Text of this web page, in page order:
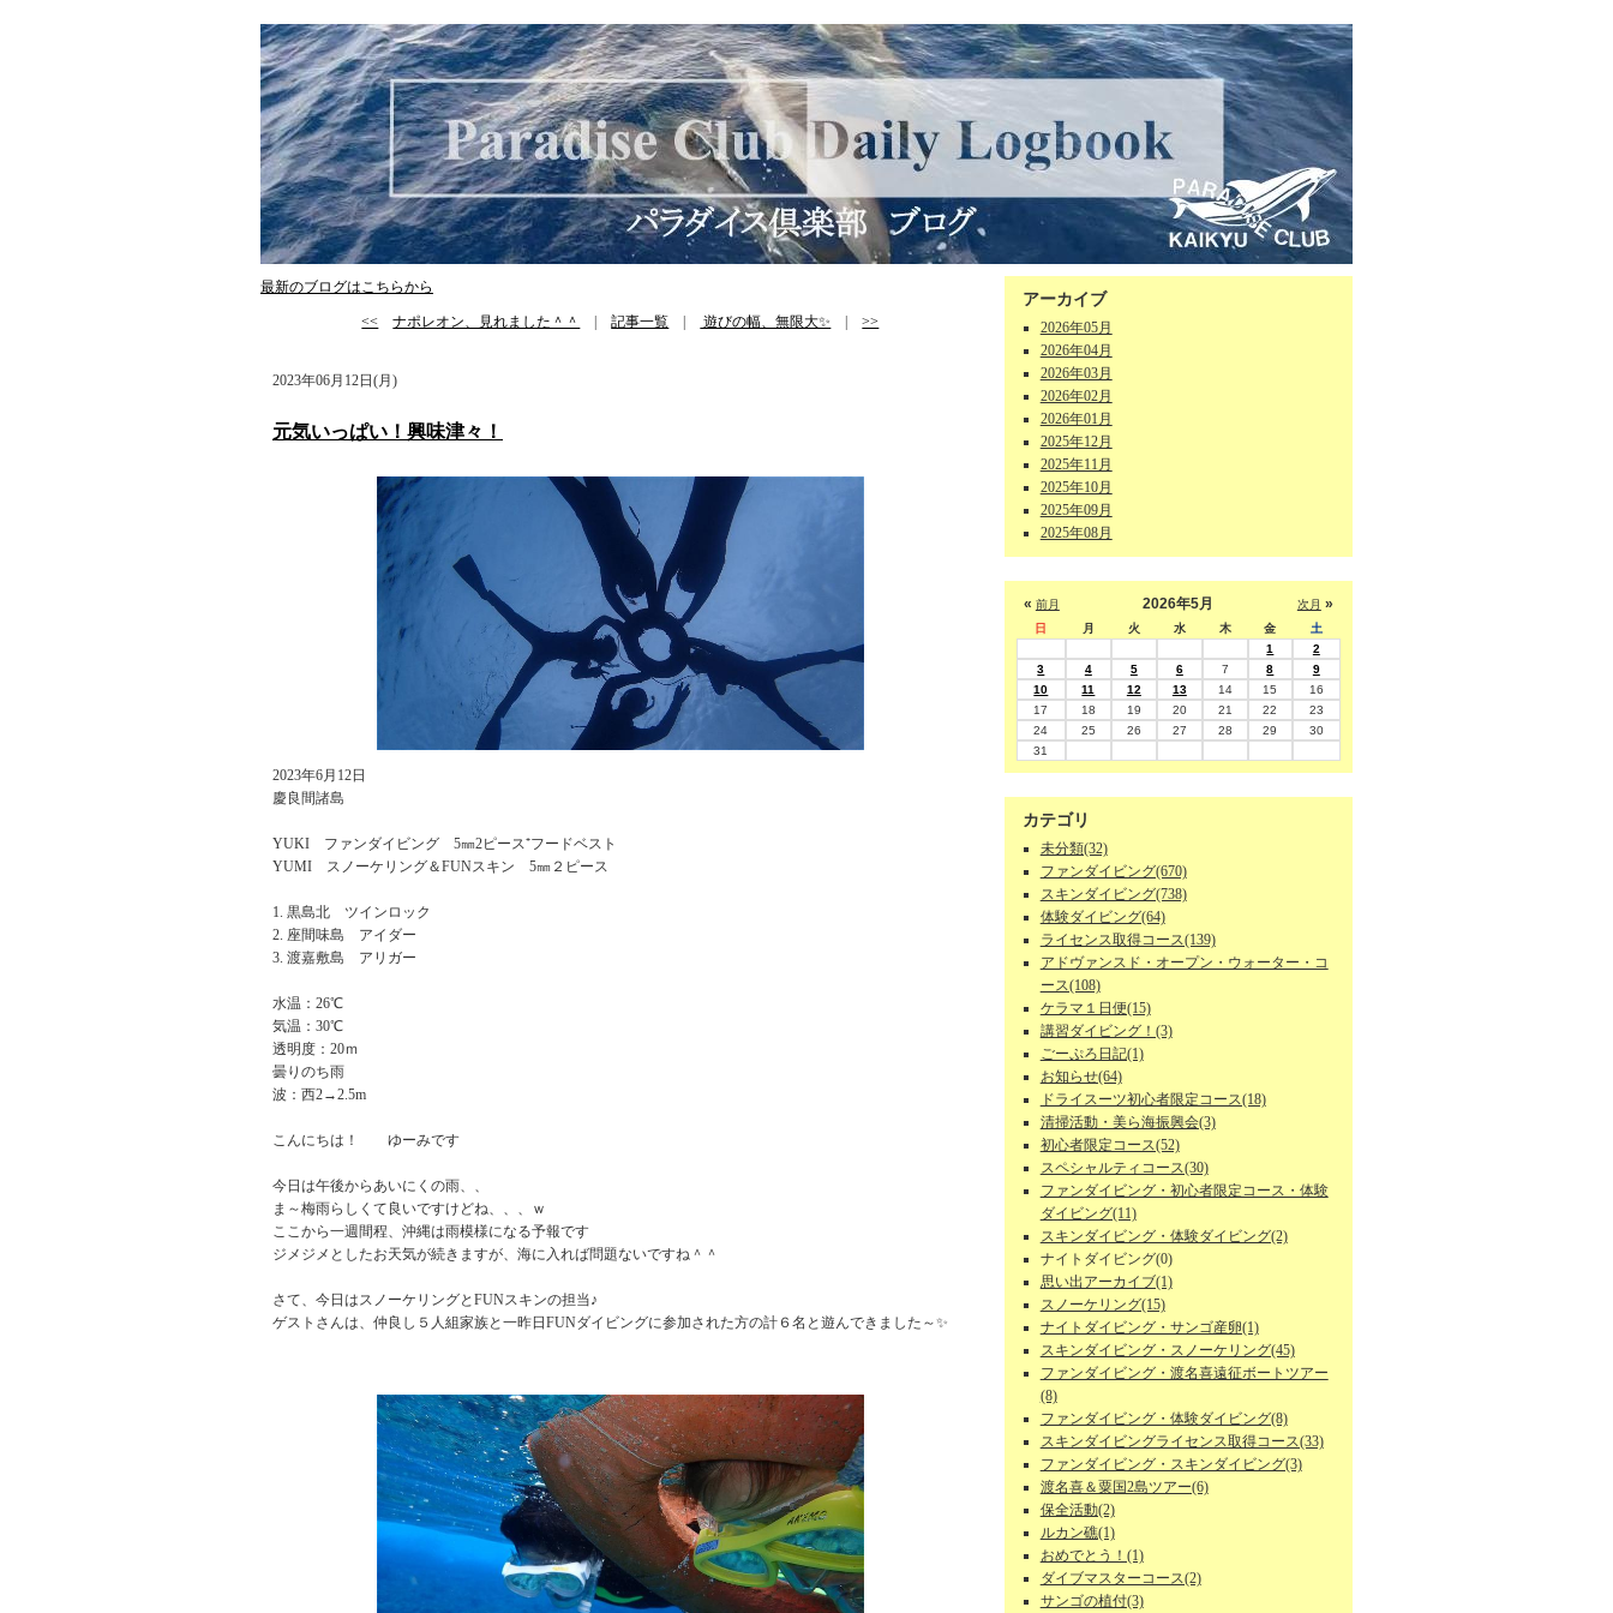
最新のブログはこちらから
<< ナポレオン、見れました＾＾ |記事一覧 遊びの幅、無限大✨ |>>
2023年06月12日(月)
元気いっぱい！興味津々！
2023年6月12日
慶良間諸島
YUKI ファンダイビング 5㎜2ピース⁺フードベスト
YUMI スノーケリング＆FUNスキン 5㎜２ピース
黒島北 ツインロック
座間味島 アイダー
渡嘉敷島 アリガー
水温：26℃
気温：30℃
透明度：20ｍ
曇りのち雨
波：西2→2.5m
こんにちは！ ゆーみです
今日は午後からあいにくの雨、、
ま～梅雨らしくて良いですけどね、、、ｗ
ここから一週間程、沖縄は雨模様になる予報です
ジメジメとしたお天気が続きますが、海に入れば問題ないですね＾＾
さて、今日はスノーケリングとFUNスキンの担当♪
ゲストさんは、仲良し５人組家族と一昨日FUNダイビングに参加された方の計６名と遊んできました～✨
アーカイブ
2026年05月
2026年04月
2026年03月
2026年02月
2026年01月
2025年12月
2025年11月
2025年10月
2025年09月
2025年08月
« 前月 次月 »
2026年5月
日 月 火 水 木 金
土
1
2
3
4 5 6 7 8
9
10
11 12 13 14 15
16
17
18 19 20 21 22
23
24
25 26 27 28 29
30
31
カテゴリ
未分類(32)
ファンダイビング(670)
スキンダイビング(738)
体験ダイビング(64)
ライセンス取得コース(139)
アドヴァンスド・オープン・ウォーター・コ
ース(108)
ケラマ１日便(15)
講習ダイビング！(3)
ごーぷろ日記(1)
お知らせ(64)
ドライスーツ初心者限定コース(18)
清掃活動・美ら海振興会(3)
初心者限定コース(52)
スペシャルティコース(30)
ファンダイビング・初心者限定コース・体験
ダイビング(11)
スキンダイビング・体験ダイビング(2)
ナイトダイビング(0)
思い出アーカイブ(1)
スノーケリング(15)
ナイトダイビング・サンゴ産卵(1)
スキンダイビング・スノーケリング(45)
ファンダイビング・渡名喜遠征ボートツアー
(8)
ファンダイビング・体験ダイビング(8)
スキンダイビングライセンス取得コース(33)
ファンダイビング・スキンダイビング(3)
渡名喜＆粟国2島ツアー(6)
保全活動(2)
ルカン礁(1)
おめでとう！(1)
ダイブマスターコース(2)
サンゴの植付(3)